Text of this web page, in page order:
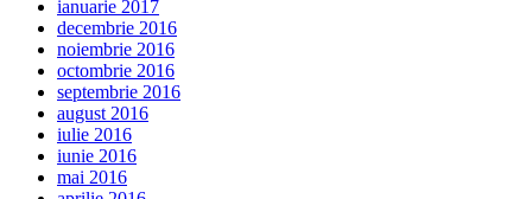
ianuarie 2017
decembrie 2016
noiembrie 2016
octombrie 2016
septembrie 2016
august 2016
iulie 2016
iunie 2016
mai 2016